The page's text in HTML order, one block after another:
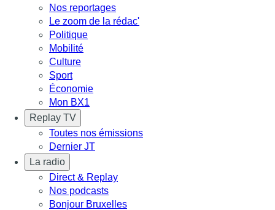
Nos reportages
Le zoom de la rédac'
Politique
Mobilité
Culture
Sport
Économie
Mon BX1
Replay TV
Toutes nos émissions
Dernier JT
La radio
Direct & Replay
Nos podcasts
Bonjour Bruxelles